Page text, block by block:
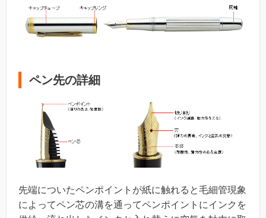
ペン先の詳細
先端についたペンポイントが紙に触れると毛細管現象
によってペン芯の溝を通ってペンポイントにインクを